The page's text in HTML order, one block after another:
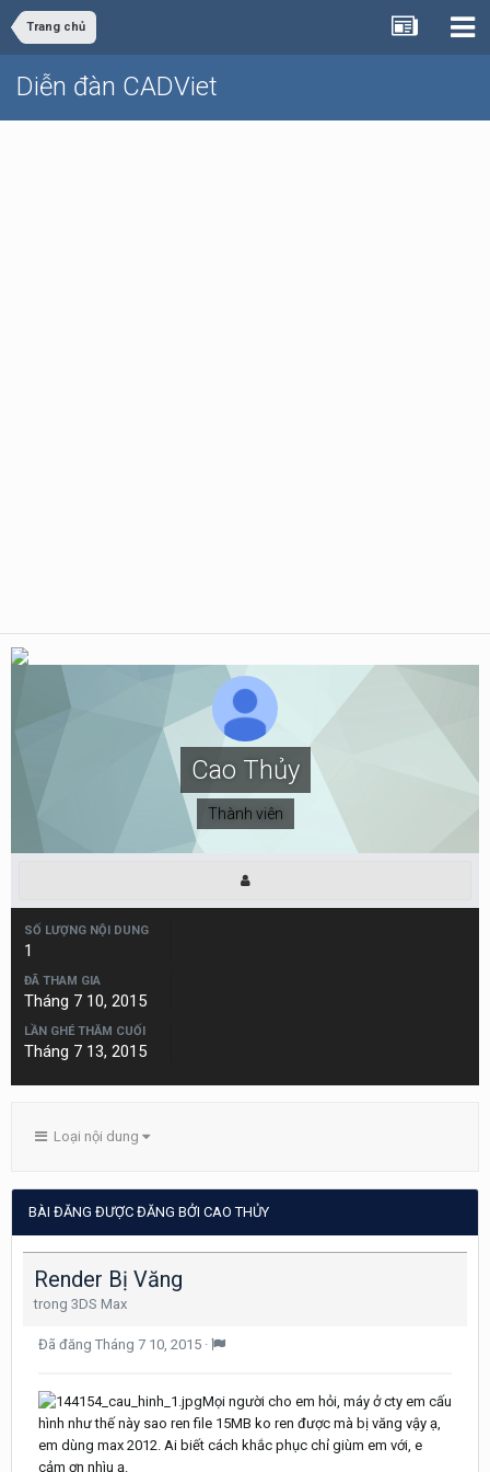
Trang chủ
Diễn đàn CADViet
Cao Thủy
Thành viên
SỐ LƯỢNG NỘI DUNG
1
ĐÃ THAM GIA
Tháng 7 10, 2015
LẦN GHÉ THĂM CUỐI
Tháng 7 13, 2015
Loại nội dung
BÀI ĐĂNG ĐƯỢC ĐĂNG BỞI CAO THỦY
Render Bị Văng
trong 3DS Max
Đã đăng Tháng 7 10, 2015 ·
Mọi người cho em hỏi, máy ở cty em cấu
hình như thế này sao ren file 15MB ko ren được mà bị văng vậy ạ,
em dùng max 2012. Ai biết cách khắc phục chỉ giùm em với, e
cảm ơn nhìu ạ.